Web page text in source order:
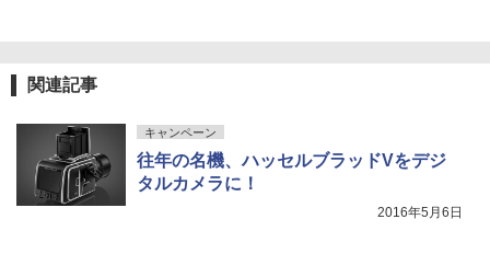
関連記事
キャンペーン
往年の名機、ハッセルブラッドVをデジ
タルカメラに！
2016年5月6日